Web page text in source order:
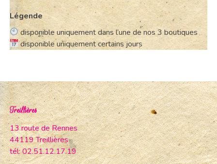
Légende
disponible uniquement dans l’une de nos 3 boutiques
disponible uniquement certains jours
Treillières
13 route de Rennes
44119 Treillières
tél: 02.51.12.17.19